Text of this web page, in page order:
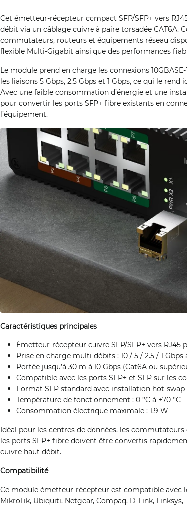
Cet émetteur-récepteur compact SFP/SFP+ vers
débit via un câblage cuivre à paire torsadée CAT6A.
commutateurs, routeurs et équipements réseau
flexible Multi-Gigabit ainsi que des performances
Le module prend en charge les connexions
les liaisons 5 Gbps, 2.5 Gbps et 1 Gbps, ce qui le
Avec une faible consommation d’énergie et une
pour convertir les ports SFP+ fibre existants en
l’équipement.
Caractéristiques principales
Émetteur-récepteur cuivre SFP/SFP+ vers RJ45
Prise en charge multi-débits : 10 / 5 / 2.5 / 1
Portée jusqu’à 30 m à 10 Gbps (Cat6A ou
Compatible avec les ports SFP+ et SFP sur les
Format SFP standard avec installation hot-swap
Température de fonctionnement : 0 °C à +70 °C
Consommation électrique maximale : 1.9 W
Idéal pour les centres de données, les commutateurs
les ports SFP+ fibre doivent être convertis
cuivre haut débit.
Compatibilité
Ce module émetteur-récepteur est compatible avec
MikroTik, Ubiquiti, Netgear, Compaq, D-Link, Linksys,